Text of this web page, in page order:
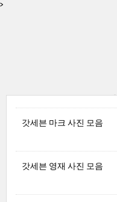
>
갓세븐 마크 사진 모음
갓세븐 영재 사진 모음